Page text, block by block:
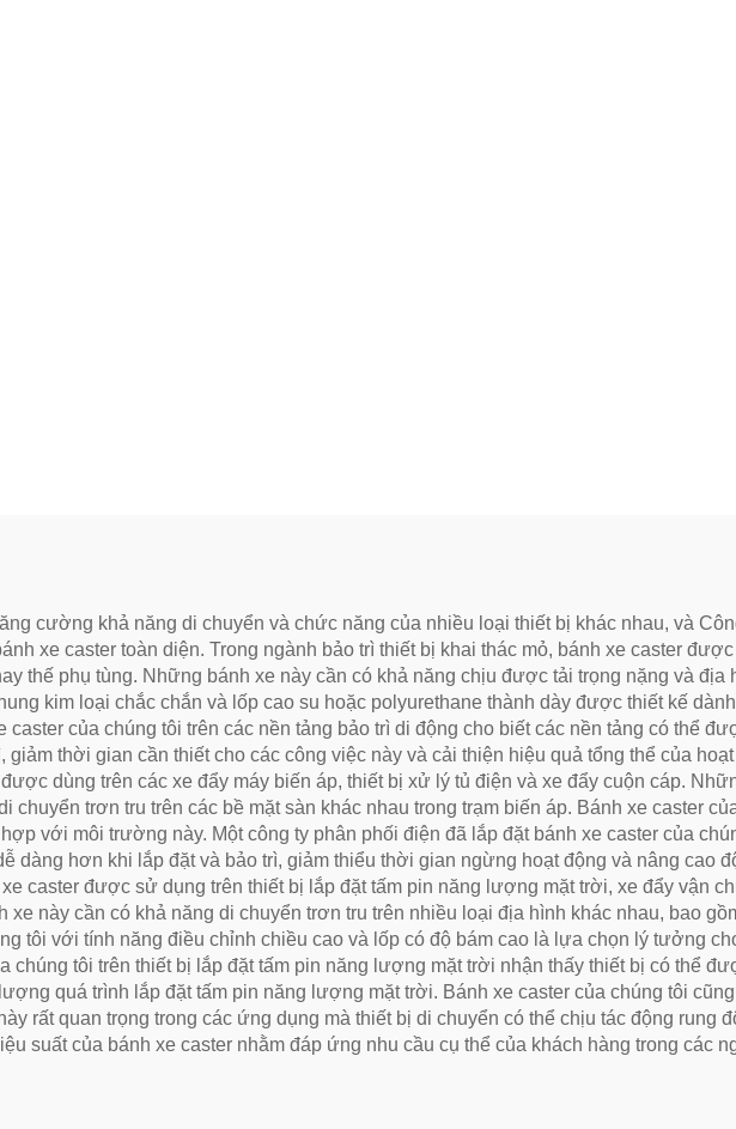
cường khả năng di chuyển và chức năng của nhiều loại thiết bị khác nhau, và
xe caster toàn diện. Trong ngành bảo trì thiết bị khai thác mỏ, bánh xe caster
thế phụ tùng. Những bánh xe này cần có khả năng chịu được tải trọng nặng và địa
kim loại chắc chắn và lốp cao su hoặc polyurethane thành dày được thiết kế
của chúng tôi trên các nền tảng bảo trì di động cho biết các nền tảng có thể
thời gian cần thiết cho các công việc này và cải thiện hiệu quả tổng thể của
dùng trên các xe đẩy máy biến áp, thiết bị xử lý tủ điện và xe đẩy cuộn cáp.
trơn tru trên các bề mặt sàn khác nhau trong trạm biến áp. Bánh xe caster
với môi trường này. Một công ty phân phối điện đã lắp đặt bánh xe caster của
dàng hơn khi lắp đặt và bảo trì, giảm thiểu thời gian ngừng hoạt động và nâng cao
caster được sử dụng trên thiết bị lắp đặt tấm pin năng lượng mặt trời, xe đẩy vận
này cần có khả năng di chuyển trơn tru trên nhiều loại địa hình khác nhau, bao
tôi với tính năng điều chỉnh chiều cao và lốp có độ bám cao là lựa chọn lý tưởng
chúng tôi trên thiết bị lắp đặt tấm pin năng lượng mặt trời nhận thấy thiết bị có thể
quá trình lắp đặt tấm pin năng lượng mặt trời. Bánh xe caster của chúng tôi
rất quan trọng trong các ứng dụng mà thiết bị di chuyển có thể chịu tác động rung
suất của bánh xe caster nhằm đáp ứng nhu cầu cụ thể của khách hàng trong các